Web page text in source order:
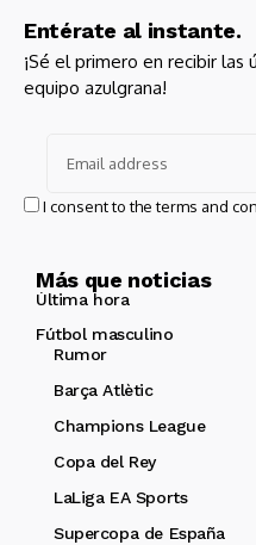
Entérate al instante.
¡Sé el primero en recibir las
equipo azulgrana!
I consent to the terms and
Más que noticias
Última hora
Fútbol masculino
Rumor
Barça Atlètic
Champions League
Copa del Rey
LaLiga EA Sports
Supercopa de España